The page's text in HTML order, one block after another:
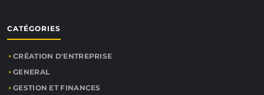
CATÉGORIES
CRÉATION D'ENTREPRISE
GENERAL
GESTION ET FINANCES